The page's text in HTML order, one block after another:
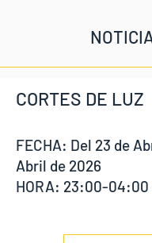
CORTES DE LUZ
FECHA: Del 23 de
Abril de 2026
HORA: 23:00-04:00